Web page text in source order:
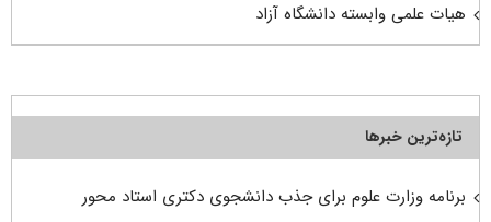
هیات علمی وابسته دانشگاه آزاد
تازه‌ترین خبرها
برنامه وزارت علوم برای جذب دانشجوی دکتری استاد محور